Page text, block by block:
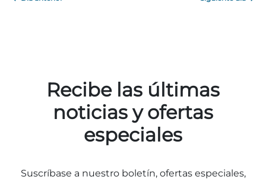
Recibe las últimas
noticias y ofertas
especiales
Suscríbase a nuestro boletín, ofertas especiales,